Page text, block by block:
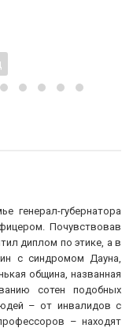
генерал-губернатора
Почувствовав
диплом по этике, а в
с синдромом Дауна,
община, названная
сотен подобных
– от инвалидов с
– находят